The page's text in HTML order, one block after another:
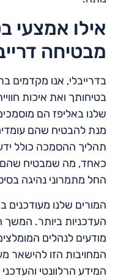
אילו אמצעי
מבטיחה
בדרייבלי, אנו מקדמים
בטיחותך ואת איכות
שלנו באליפז הם
מנת להבטיח שהם
תהליך ההסמכה כולל ידע
כאחד, מה שמבטיח שהם
החל מתמרוני נהיגה
המורים שלנו מעודכנים
העדכניות ביותר.
מודעים לנהלים
המחויבות הזו להישאר
המידע הרלוונטי